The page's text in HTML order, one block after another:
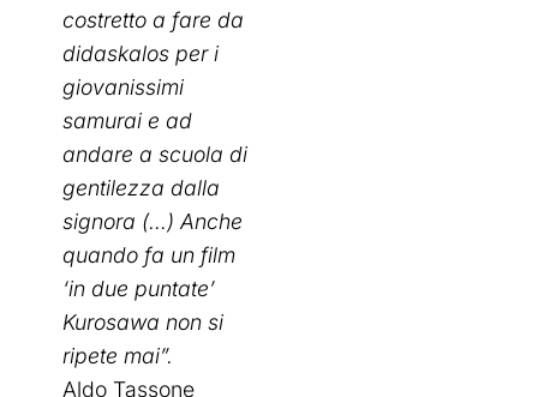
costretto a fare da
didaskalos per i
giovanissimi
samurai e ad
andare a scuola di
gentilezza dalla
signora (…) Anche
quando fa un film
‘in due puntate’
Kurosawa non si
ripete mai”.
Aldo Tassone